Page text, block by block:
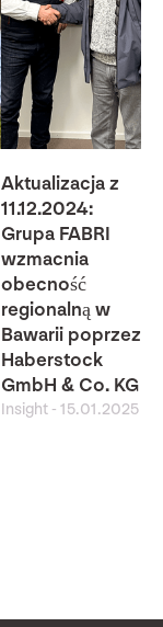
Aktualizacja z
11.12.2024:
Grupa FABRI
wzmacnia
obecność
regionalną w
Bawarii poprzez
Haberstock
GmbH & Co. KG
Insight- 15.01.2025